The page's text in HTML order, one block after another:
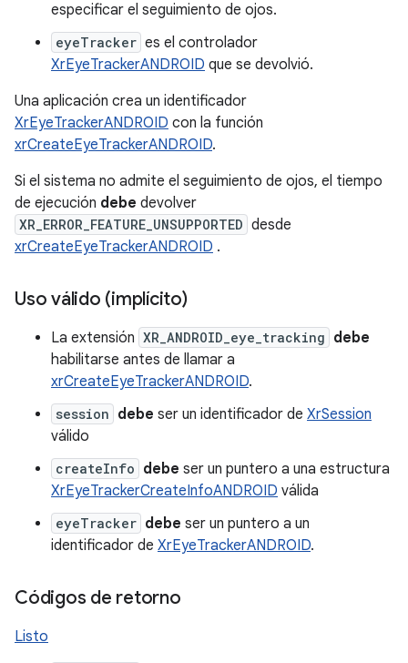
especificar el seguimiento de ojos.
eyeTracker es el controlador
XrEyeTrackerANDROID que se devolvió.
Una aplicación crea un identificador
XrEyeTrackerANDROID con la función
xrCreateEyeTrackerANDROID.
Si el sistema no admite el seguimiento de ojos, el tiempo
de ejecución debe devolver
XR_ERROR_FEATURE_UNSUPPORTED desde
xrCreateEyeTrackerANDROID .
Uso válido (implícito)
La extensión XR_ANDROID_eye_tracking debe
habilitarse antes de llamar a
xrCreateEyeTrackerANDROID.
session debe ser un identificador de XrSession
válido
createInfo debe ser un puntero a una estructura
XrEyeTrackerCreateInfoANDROID válida
eyeTracker debe ser un puntero a un
identificador de XrEyeTrackerANDROID.
Códigos de retorno
Listo